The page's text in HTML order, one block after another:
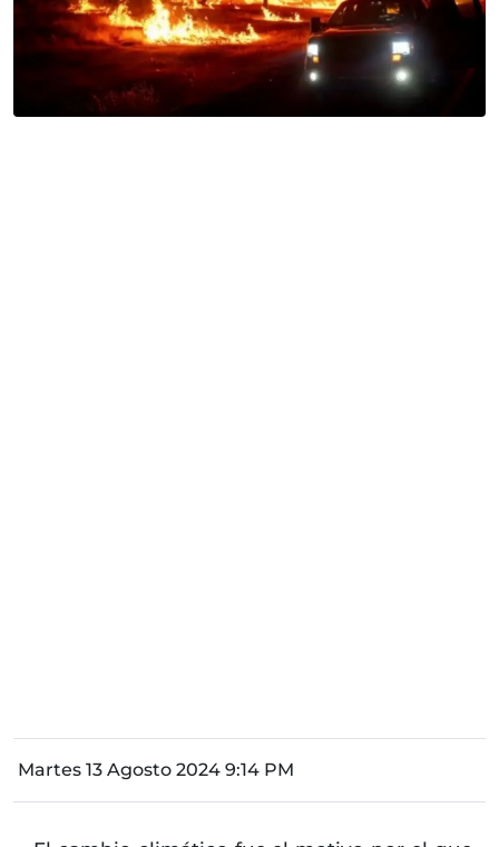
Martes 13 Agosto 2024 9:14 PM